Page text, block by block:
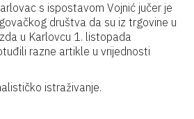
s ispostavom Vojnić jučer je
društva da su iz trgovine u
u Karlovcu 1. listopada
razne artikle u vrijednosti
istraživanje.